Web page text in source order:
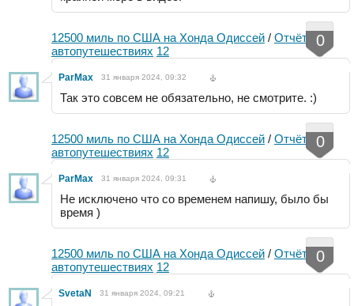
12500 миль по США на Хонда Одиссей / Отчёты об
автопутешествиях 12
0
ParMax 31 января 2024, 09:32
Так это совсем не обязательно, не смотрите. :)
12500 миль по США на Хонда Одиссей / Отчёты об
автопутешествиях 12
0
ParMax 31 января 2024, 09:31
Не исключено что со временем напишу, было бы
время )
12500 миль по США на Хонда Одиссей / Отчёты об
автопутешествиях 12
0
SvetaN 31 января 2024, 09:21